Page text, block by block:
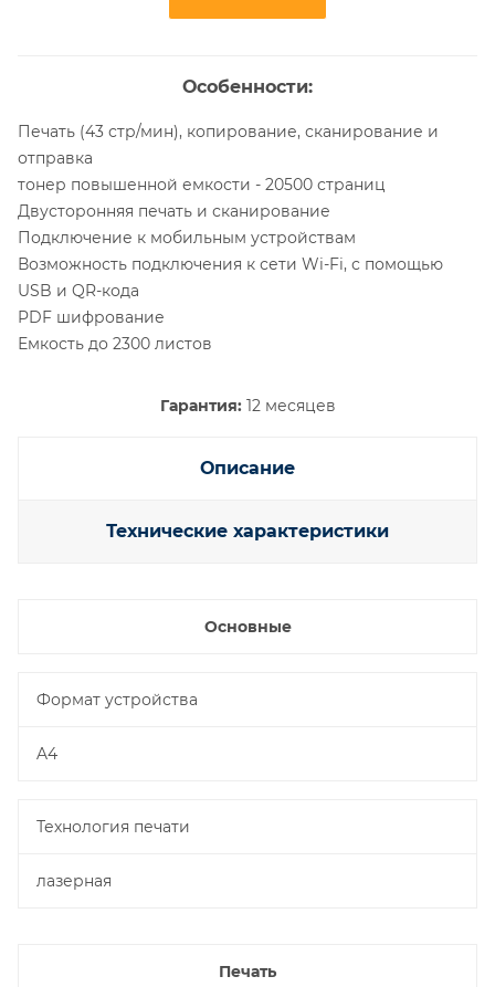
Особенности:
Печать (43 стр/мин), копирование, сканирование и
отправка
тонер повышенной емкости - 20500 страниц
Двусторонняя печать и сканирование
Подключение к мобильным устройствам
Возможность подключения к сети Wi-Fi, с помощью
USB и QR-кода
PDF шифрование
Емкость до 2300 листов
Гарантия:12 месяцев
Описание
Технические характеристики
Основные
Формат устройства
A4
Технология печати
лазерная
Печать